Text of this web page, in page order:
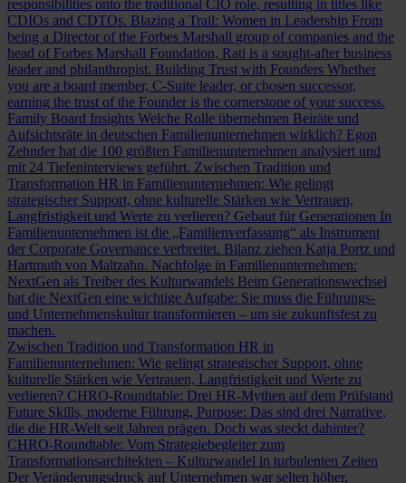
responsibilities onto the traditional CIO role, resulting in titles like
CDIOs and CDTOs. Blazing a Trail: Women in Leadership From
being a Director of the Forbes Marshall group of companies and the
head of Forbes Marshall Foundation, Rati is a sought-after business
leader and philanthropist. Building Trust with Founders Whether
you are a board member, C-Suite leader, or chosen successor,
earning the trust of the Founder is the cornerstone of your success.
Family Board Insights Welche Rolle übernehmen Beiräte und
Aufsichtsräte in deutschen Familienunternehmen wirklich? Egon
Zehnder hat die 100 größten Familienunternehmen analysiert und
mit 24 Tiefeninterviews geführt. Zwischen Tradition und
Transformation HR in Familienunternehmen: Wie gelingt
strategischer Support, ohne kulturelle Stärken wie Vertrauen,
Langfristigkeit und Werte zu verlieren? Gebaut für Generationen In
Familienunternehmen ist die „Familienverfassung“ als Instrument
der Corporate Governance verbreitet. Bilanz ziehen Katja Portz und
Hartmuth von Maltzahn. Nachfolge in Familienunternehmen:
NextGen als Treiber des Kulturwandels Beim Generationswechsel
hat die NextGen eine wichtige Aufgabe: Sie muss die Führungs-
und Unternehmenskultur transformieren – um sie zukunftsfest zu
machen.
Zwischen Tradition und Transformation HR in
Familienunternehmen: Wie gelingt strategischer Support, ohne
kulturelle Stärken wie Vertrauen, Langfristigkeit und Werte zu
verlieren? CHRO-Roundtable: Drei HR-Mythen auf dem Prüfstand
Future Skills, moderne Führung, Purpose: Das sind drei Narrative,
die die HR-Welt seit Jahren prägen. Doch was steckt dahinter?
CHRO-Roundtable: Vom Strategiebegleiter zum
Transformationsarchitekten – Kulturwandel in turbulenten Zeiten
Der Veränderungsdruck auf Unternehmen war selten höher,